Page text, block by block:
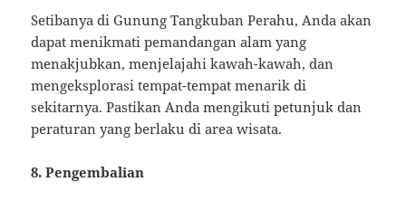
Setibanya di Gunung Tangkuban Perahu, Anda akan
dapat menikmati pemandangan alam yang
menakjubkan, menjelajahi kawah-kawah, dan
mengeksplorasi tempat-tempat menarik di
sekitarnya. Pastikan Anda mengikuti petunjuk dan
peraturan yang berlaku di area wisata.
8. Pengembalian